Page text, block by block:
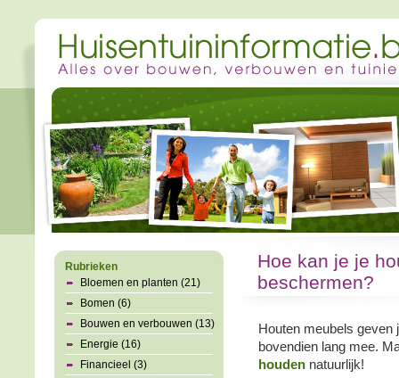
Rubrieken
Bloemen en planten (21)
Bomen (6)
Bouwen en verbouwen (13)
Energie (16)
Financieel (3)
Hoe kan je je
beschermen?
Houten meubels geven
bovendien lang mee.
houdennatuurlijk!